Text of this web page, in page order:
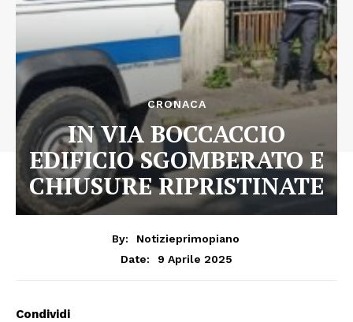
CRONACA
IN VIA BOCCACCIO
EDIFICIO SGOMBERATO E
CHIUSURE RIPRISTINATE
By:
Notizieprimopiano
Date:
9 Aprile 2025
Condividi